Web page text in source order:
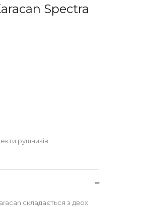
Spectra
рушників
складається з двох